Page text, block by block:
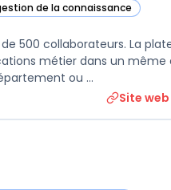
de la connaissance
cette catégorie
500 collaborateurs. La
métier dans un même
RH et communication publient des actualités ciblées par site, département ou ...
Site web